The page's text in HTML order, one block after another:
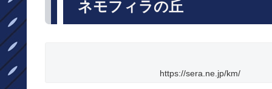
ネモフィラの丘
https://sera.ne.jp/km/